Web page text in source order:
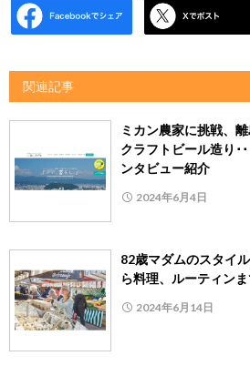
関連記事
ミカン農家に挑戦、
クラフトビール造り
ンタビュー紹介
2024年6月4日
82歳マダムのスタイ
ら料理、ルーティン
2024年6月14日